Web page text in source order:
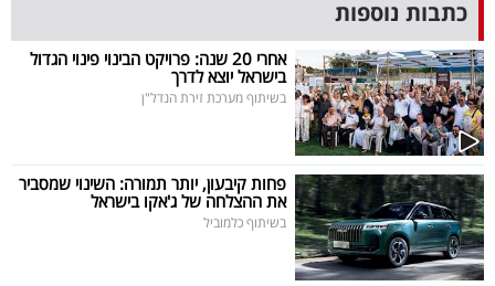
5
המילון
הכלכלי
פודקאסט
40
UNDER
40
כתבות נוספות
אחרי 20 שנה: פרויקט הבינוי פינוי הגדול
בישראל יוצא לדרך
בשיתוף מערכת זירת הנדל"ן
פחות קיבעון, יותר תמורה: השינוי שמסביר
את ההצלחה של ג'אקו בישראל
בשיתוף כלמוביל